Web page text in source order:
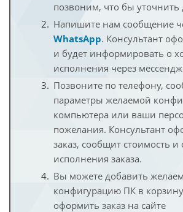
позвоним, что бы уточнить
Напишите нам сообщение
WhatsApp. Консультант
и будет информировать о
исполнения через
Позвоните по телефону,
параметры желаемой
компьютера или ваши
пожелания. Консультант
заказ, сообщит стоимость и
исполнения заказа.
Вы можете добавить
конфигурацию ПК в
оформить заказ на сайте